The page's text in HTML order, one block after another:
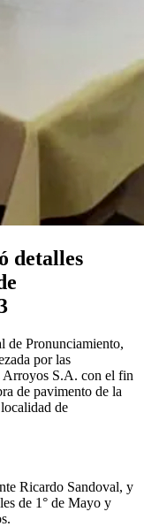
detalles
de Pronunciamiento,
por las
Arroyos S.A. con el fin
de pavimento de la
de
Ricardo Sandoval, y
de 1° de Mayo y